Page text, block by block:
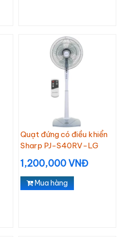
Quạt đứng có điều khiển
Sharp PJ-S40RV-LG
1,200,000 VNĐ
Mua hàng